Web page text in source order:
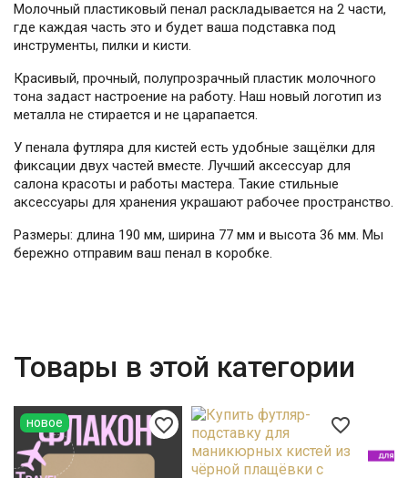
Молочный пластиковый пенал раскладывается на 2 части,
где каждая часть это и будет ваша подставка под
инструменты, пилки и кисти.
Красивый, прочный, полупрозрачный пластик молочного
тона задаст настроение на работу. Наш новый логотип из
металла не стирается и не царапается.
У пенала футляра для кистей есть удобные защёлки для
фиксации двух частей вместе. Лучший аксессуар для
салона красоты и работы мастера. Такие стильные
аксессуары для хранения украшают рабочее пространство.
Размеры: длина 190 мм, ширина 77 мм и высота 36 мм. Мы
бережно отправим ваш пенал в коробке.
Товары в этой категории
favorite_border
новое favorite_border